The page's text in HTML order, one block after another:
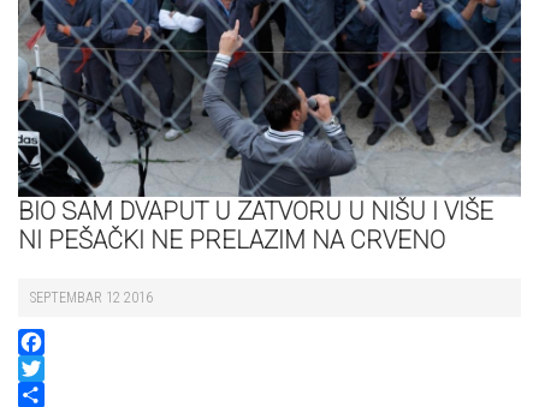
BIO SAM DVAPUT U ZATVORU U NIŠU I VIŠE
NI PEŠAČKI NE PRELAZIM NA CRVENO
SEPTEMBAR 12 2016
Facebook
Twitter